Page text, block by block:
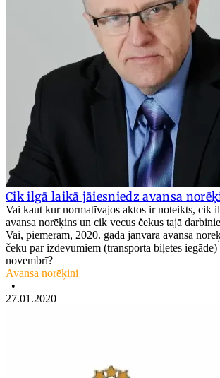
Cik ilgā laikā jāiesniedz avansa
Vai kaut kur normatīvajos aktos ir noteikts, cik
avansa norēķins un cik vecus čekus tajā
Vai, piemēram, 2020. gada janvāra avansa
čeku par izdevumiem (transporta biļetes iegāde)
novembrī?
Avansa norēķini
•
27.01.2020